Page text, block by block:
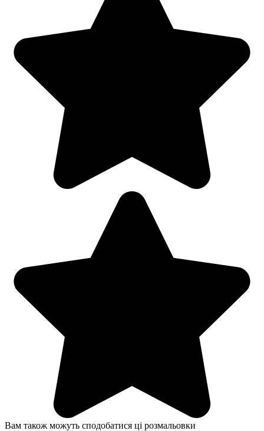
Вам також можуть сподобатися ці розмальовки